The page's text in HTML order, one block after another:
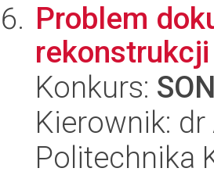
Problem
Konkurs:
Kierownik:
Politechnika